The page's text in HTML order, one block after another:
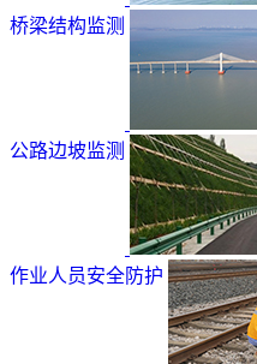
桥梁结构监测
公路边坡监测
作业人员安全防护